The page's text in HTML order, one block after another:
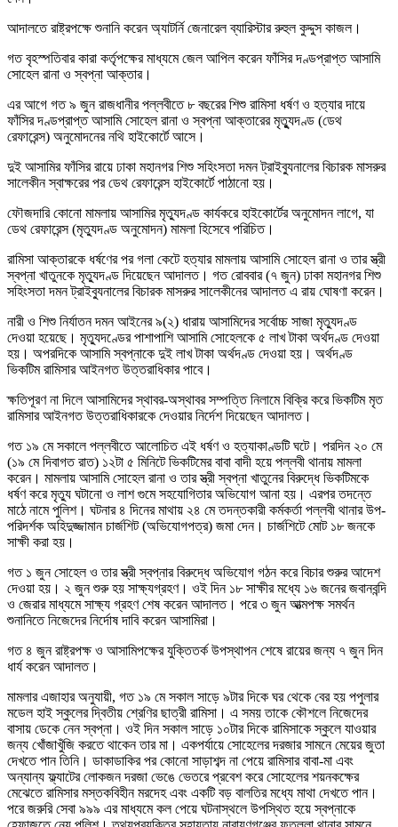
আদালতে রাষ্ট্রপক্ষে শুনানি করেন অ্যাটর্নি জেনারেল ব্যারিস্টার রুহুল কুদ্দুস কাজল।
গত বৃহস্পতিবার কারা কর্তৃপক্ষের মাধ্যমে জেল আপিল করেন ফাঁসির দণ্ডপ্রাপ্ত আসামি
সোহেল রানা ও স্বপ্না আক্তার।
এর আগে গত ৯ জুন রাজধানীর পল্লবীতে ৮ বছরের শিশু রামিসা ধর্ষণ ও হত্যার দায়ে
ফাঁসির দণ্ডপ্রাপ্ত আসামি সোহেল রানা ও স্বপ্না আক্তারের মৃত্যুূদণ্ড (ডেথ
রেফারেন্স) অনুমোদনের নথি হাইকোর্টে আসে।
দুই আসামির ফাঁসির রায়ে ঢাকা মহানগর শিশু সহিংসতা দমন ট্রাইব্যুনালের বিচারক মাসরুর
সালেকীন স্বাক্ষরের পর ডেথ রেফারেন্স হাইকোর্টে পাঠানো হয়।
ফৌজদারি কোনো মামলায় আসামির মৃত্যুদণ্ড কার্যকরে হাইকোর্টের অনুমোদন লাগে, যা
ডেথ রেফারেন্স (মৃত্যুদণ্ড অনুমোদন) মামলা হিসেবে পরিচিত।
রামিসা আক্তারকে ধর্ষণের পর গলা কেটে হত্যার মামলায় আসামি সোহেল রানা ও তার স্ত্রী
স্বপ্না খাতুনকে মৃত্যুদণ্ড দিয়েছেন আদালত। গত রোববার (৭ জুন) ঢাকা মহানগর শিশু
সহিংসতা দমন ট্রাইব্যুনালের বিচারক মাসরুর সালেকীনের আদালত এ রায় ঘোষণা করেন।
নারী ও শিশু নির্যাতন দমন আইনের ৯(২) ধারায় আসামিদের সর্বোচ্চ সাজা মৃত্যুদণ্ড
দেওয়া হয়েছে। মৃত্যুদণ্ডের পাশাপাশি আসামি সোহেলকে ৫ লাখ টাকা অর্থদণ্ড দেওয়া
হয়। অপরদিকে আসামি স্বপ্নাকে দুই লাখ টাকা অর্থদণ্ড দেওয়া হয়। অর্থদণ্ড
ভিকটিম রামিসার আইনগত উত্তরাধিকার পাবে।
ক্ষতিপূরণ না দিলে আসামিদের স্থাবর-অস্থাবর সম্পত্তি নিলামে বিক্রি করে ভিকটিম মৃত
রামিসার আইনগত উত্তরাধিকারকে দেওয়ার নির্দেশ দিয়েছেন আদালত।
গত ১৯ মে সকালে পল্লবীতে আলোচিত এই ধর্ষণ ও হত্যাকাণ্ডটি ঘটে। পরদিন ২০ মে
(১৯ মে দিবাগত রাত) ১২টা ৫ মিনিটে ভিকটিমের বাবা বাদী হয়ে পল্লবী থানায় মামলা
করেন। মামলায় আসামি সোহেল রানা ও তার স্ত্রী স্বপ্না খাতুনের বিরুদ্ধে ভিকটিমকে
ধর্ষণ করে মৃত্যু ঘটানো ও লাশ গুমে সহযোগিতার অভিযোগ আনা হয়। এরপর তদন্তে
মাঠে নামে পুলিশ। ঘটনার ৪ দিনের মাথায় ২৪ মে তদন্তকারী কর্মকর্তা পল্লবী থানার উপ-
পরিদর্শক অহিদুজ্জামান চার্জশিট (অভিযোগপত্র) জমা দেন। চার্জশিটে মোট ১৮ জনকে
সাক্ষী করা হয়।
গত ১ জুন সোহেল ও তার স্ত্রী স্বপ্নার বিরুদ্ধে অভিযোগ গঠন করে বিচার শুরুর আদেশ
দেওয়া হয়। ২ জুন শুরু হয় সাক্ষ্যগ্রহণ। ওই দিন ১৮ সাক্ষীর মধ্যে ১৬ জনের জবানবন্দি
ও জেরার মাধ্যমে সাক্ষ্য গ্রহণ শেষ করেন আদালত। পরে ৩ জুন আত্মপক্ষ সমর্থন
শুনানিতে নিজেদের নির্দোষ দাবি করেন আসামিরা।
গত ৪ জুন রাষ্ট্রপক্ষ ও আসামিপক্ষের যুক্তিতর্ক উপস্থাপন শেষে রায়ের জন্য ৭ জুন দিন
ধার্য করেন আদালত।
মামলার এজাহার অনুযায়ী, গত ১৯ মে সকাল সাড়ে ৯টার দিকে ঘর থেকে বের হয় পপুলার
মডেল হাই স্কুলের দ্বিতীয় শ্রেণির ছাত্রী রামিসা। এ সময় তাকে কৌশলে নিজেদের
বাসায় ডেকে নেন স্বপ্না। ওই দিন সকাল সাড়ে ১০টার দিকে রামিসাকে স্কুলে যাওয়ার
জন্য খোঁজাখুঁজি করতে থাকেন তার মা। একপর্যায়ে সোহেলের দরজার সামনে মেয়ের জুতা
দেখতে পান তিনি। ডাকাডাকির পর কোনো সাড়াশব্দ না পেয়ে রামিসার বাবা-মা এবং
অন্যান্য ফ্ল্যাটের লোকজন দরজা ভেঙে ভেতরে প্রবেশ করে সোহেলের শয়নকক্ষের
মেঝেতে রামিসার মস্তকবিহীন মরদেহ এবং একটি বড় বালতির মধ্যে মাথা দেখতে পান।
পরে জরুরি সেবা ৯৯৯ এর মাধ্যমে কল পেয়ে ঘটনাস্থলে উপস্থিত হয়ে স্বপ্নাকে